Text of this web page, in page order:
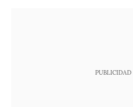
PUBLICIDAD